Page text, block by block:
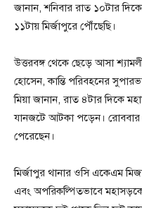
জানান, শনিবার রাত ১০টার
১১টায় মির্জাপুরে পৌঁছেছি।
উত্তরবঙ্গ থেকে ছেড়ে আসা
হোসেন, কান্তি পরিবহনের
মিয়া জানান, রাত ৪টার দিকে
যানজটে আটকা পড়েন। রোববার
পেরেছেন।
মির্জাপুর থানার ওসি একেএম
এবং অপরিকল্পিতভাবে